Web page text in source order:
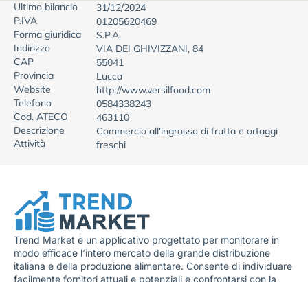
Ultimo bilancio
31/12/2024
P.IVA
01205620469
Forma giuridica
S.P.A.
Indirizzo
VIA DEI GHIVIZZANI, 84
CAP
55041
Provincia
Lucca
Website
http://www.versilfood.com
Telefono
0584338243
Cod. ATECO
463110
Descrizione
Attività
Commercio all'ingrosso di frutta e ortaggi
freschi
Trend Market è un applicativo progettato per monitorare in
modo efficace l’intero mercato della grande distribuzione
italiana e della produzione alimentare. Consente di individuare
facilmente fornitori attuali e potenziali e confrontarsi con la